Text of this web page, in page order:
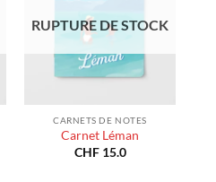
RUPTURE DE STOCK
CARNETS DE NOTES
Carnet Léman
CHF15.0